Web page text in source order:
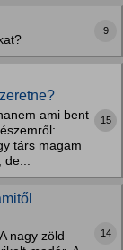
9
ami bent
társ magam
de...
15
nagy zöld
14